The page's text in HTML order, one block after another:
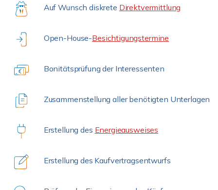
Auf Wunsch diskrete Direktvermittlung
Open-House-Besichtigungstermine
Bonitätsprüfung der Interessenten
Zusammenstellung aller benötigten Unterlagen
Erstellung des Energieausweises
Erstellung des Kaufvertragsentwurfs